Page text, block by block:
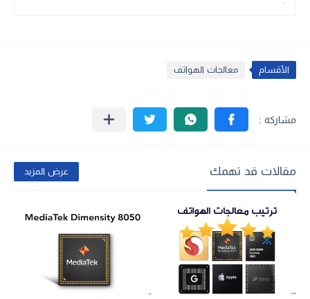
الأقسام معالجات الهواتف
مقالات قد تهمك عرض المزيد